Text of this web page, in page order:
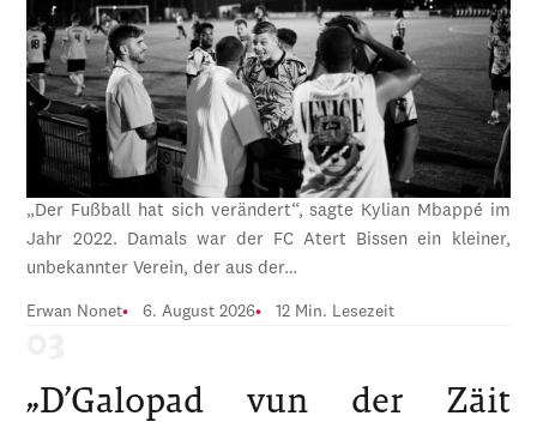
„Der Fußball hat sich verändert“, sagte Kylian Mbappé im
Jahr 2022. Damals war der FC Atert Bissen ein kleiner,
unbekannter Verein, der aus der…
Erwan Nonet 6. August 2026 12 Min. Lesezeit
„D’Galopad vun der Zäit